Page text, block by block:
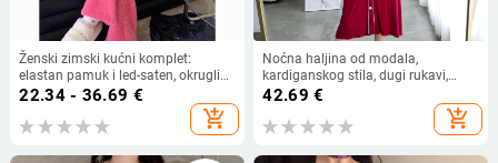
Ženski zimski kućni komplet:
elastan pamuk i led-saten, okrugli
ovratnik, dugi rukavi, midi suknja,
22.34 - 36.69 €
add_shopping_cart
Noćna haljina od modala,
kardiganskog stila, dugi rukavi,
dugačka dužina
42.69 €
add_shopping_cart